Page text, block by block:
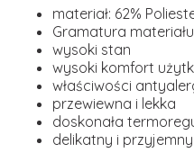
materiał: 62%
Gramatura
wysoki stan
wysoki komfort
właściwości
przewiewna i lekka
doskonała
delikatny i